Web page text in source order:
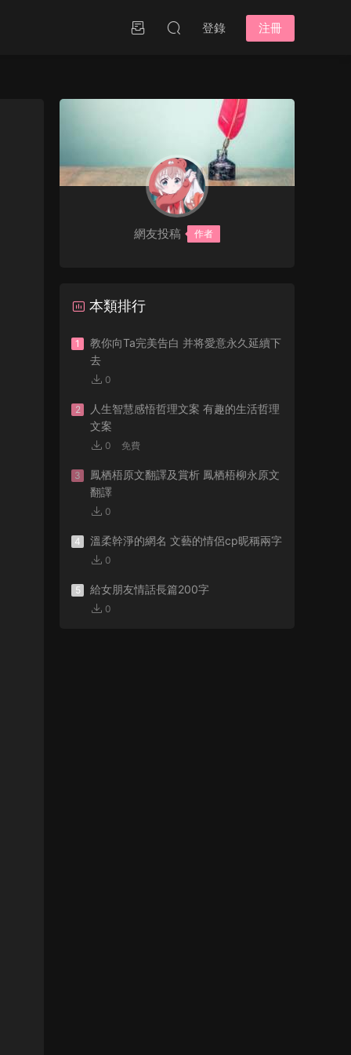
登錄 注冊
網友投稿 作者
本類排行
1
教你向Ta完美告白 并将愛意永久延續下
去
0
2
人生智慧感悟哲理文案 有趣的生活哲理
文案
0 免費
3
鳳栖梧原文翻譯及賞析 鳳栖梧柳永原文
翻譯
0
4 溫柔幹淨的網名 文藝的情侶cp昵稱兩字
0
5 給女朋友情話長篇200字
0